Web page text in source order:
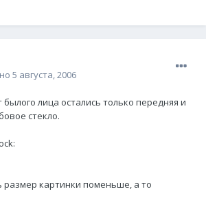
5 августа, 2006
лица остались только передняя и
стекло.
размер картинки поменьше, а то